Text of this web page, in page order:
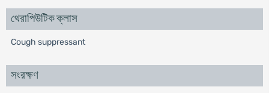
থেরাপিউটিক ক্লাস
Cough suppressant
সংরক্ষণ